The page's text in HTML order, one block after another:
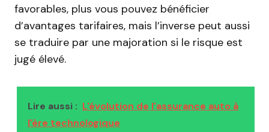
favorables, plus vous pouvez bénéficier
d’avantages tarifaires, mais l’inverse peut aussi
se traduire par une majoration si le risque est
jugé élevé.
Lire aussi : L'évolution de l'assurance auto à
l'ère technologique